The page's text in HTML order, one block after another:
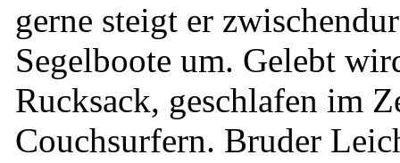
gerne steigt er
Segelboote um. Gelebt
Rucksack, geschlafen im
Couchsurfern. Bruder